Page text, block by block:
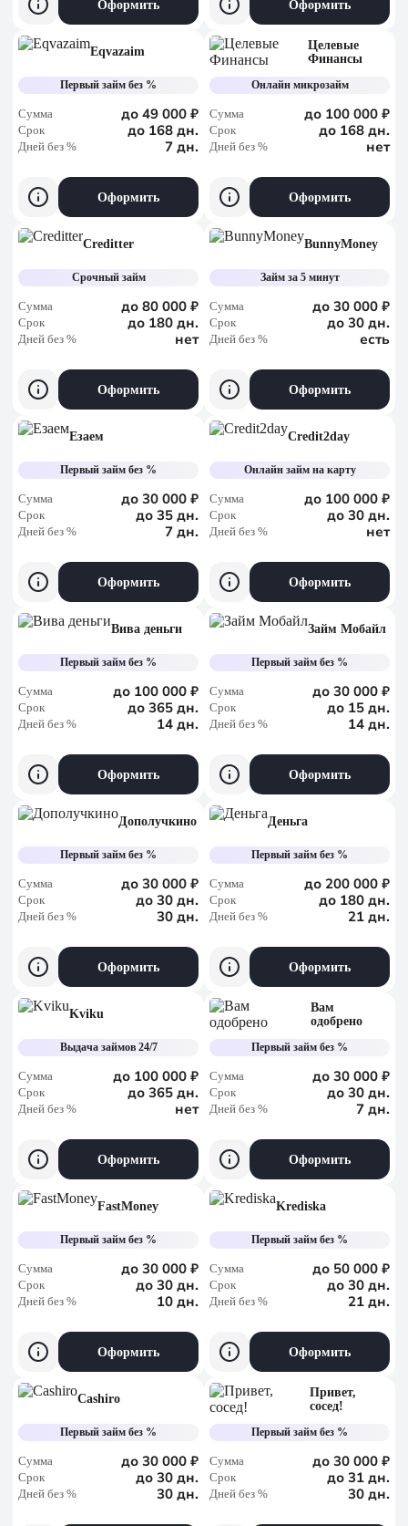
Оформить Оформить
Eqvazaim
Первый займ без %
Сумма до 49 000 ₽
Срок до 168 дн.
Дней без % 7 дн.
Оформить
Целевые
Финансы
Онлайн микрозайм
Сумма до 100 000 ₽
Срок до 168 дн.
Дней без % нет
Оформить
Creditter
Срочный займ
Сумма до 80 000 ₽
Срок до 180 дн.
Дней без % нет
Оформить
BunnyMoney
Займ за 5 минут
Сумма до 30 000 ₽
Срок до 30 дн.
Дней без % есть
Оформить
Езаем
Первый займ без %
Сумма до 30 000 ₽
Срок до 35 дн.
Дней без % 7 дн.
Оформить
Credit2day
Онлайн займ на карту
Сумма до 100 000 ₽
Срок до 30 дн.
Дней без % нет
Оформить
Вива деньги
Первый займ без %
Сумма до 100 000 ₽
Срок до 365 дн.
Дней без % 14 дн.
Оформить
Займ Мобайл
Первый займ без %
Сумма до 30 000 ₽
Срок до 15 дн.
Дней без % 14 дн.
Оформить
Дополучкино
Первый займ без %
Сумма до 30 000 ₽
Срок до 30 дн.
Дней без % 30 дн.
Оформить
Деньга
Первый займ без %
Сумма до 200 000 ₽
Срок до 180 дн.
Дней без % 21 дн.
Оформить
Kviku
Выдача займов 24/7
Сумма до 100 000 ₽
Срок до 365 дн.
Дней без % нет
Оформить
Вам
одобрено
Первый займ без %
Сумма до 30 000 ₽
Срок до 30 дн.
Дней без % 7 дн.
Оформить
FastMoney
Первый займ без %
Сумма до 30 000 ₽
Срок до 30 дн.
Дней без % 10 дн.
Оформить
Krediska
Первый займ без %
Сумма до 50 000 ₽
Срок до 30 дн.
Дней без % 21 дн.
Оформить
Cashiro
Первый займ без %
Сумма до 30 000 ₽
Срок до 30 дн.
Дней без % 30 дн.
Привет,
сосед!
Первый займ без %
Сумма до 30 000 ₽
Срок до 31 дн.
Дней без % 30 дн.